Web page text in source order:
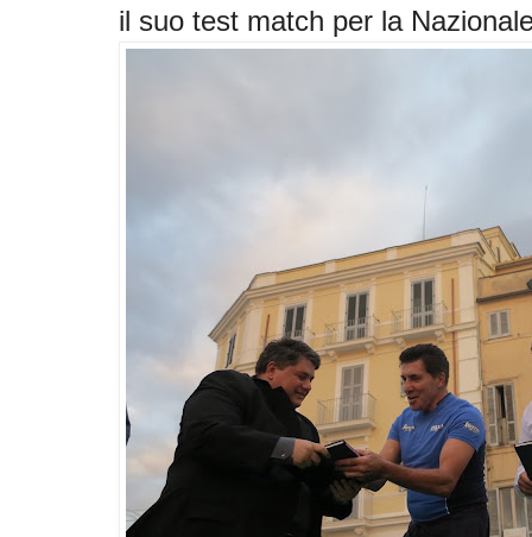
il suo test match per la